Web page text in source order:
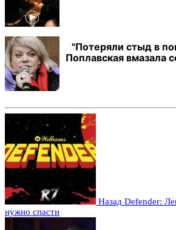
"Потеряли стыд в
Поплавская вмазала
Назад Defender:
нужно спасти